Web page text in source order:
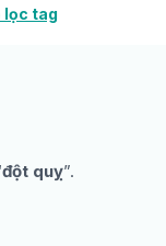
lọc tag
đột quỵ”.